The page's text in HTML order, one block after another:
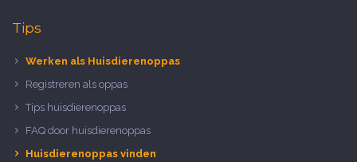
Tips
Werken als Huisdierenoppas
Registreren als oppas
Tips huisdierenoppas
FAQ door huisdierenoppas
Huisdierenoppas vinden